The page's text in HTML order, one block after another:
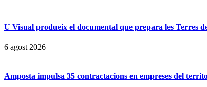
U Visual produeix el documental que prepara les Terres
6 agost 2026
Amposta impulsa 35 contractacions en empreses del